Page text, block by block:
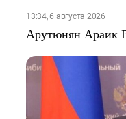
13:34, 6 августа 2026
Арутюнян Араик